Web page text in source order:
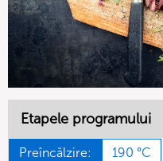
Etapele programului
Preîncălzire: 190 °C